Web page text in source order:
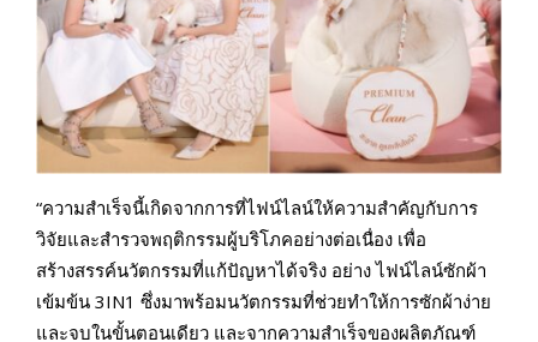
“ความสำเร็จนี้เกิดจากการที่ไฟน์ไลน์ให้ความสำคัญกับการ
วิจัยและสำรวจพฤติกรรมผู้บริโภคอย่างต่อเนื่อง เพื่อ
สร้างสรรค์นวัตกรรมที่แก้ปัญหาได้จริง อย่าง ไฟน์ไลน์ซักผ้า
เข้มข้น 3IN1 ซึ่งมาพร้อมนวัตกรรมที่ช่วยทำให้การซักผ้าง่าย
และจบในขั้นตอนเดียว และจากความสำเร็จของผลิตภัณฑ์